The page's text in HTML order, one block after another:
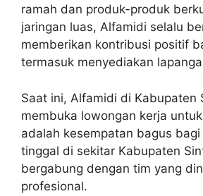
ramah dan produk-produk
jaringan luas, Alfamidi selalu
memberikan kontribusi positif
termasuk menyediakan
Saat ini, Alfamidi di Kabupaten
membuka lowongan kerja
adalah kesempatan bagus
tinggal di sekitar Kabupaten
bergabung dengan tim yang
profesional.